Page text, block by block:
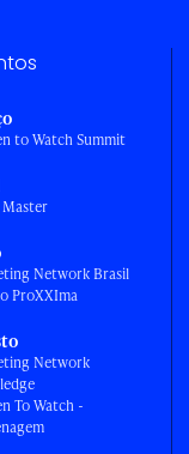
to Watch Summit
Network Brasil
ProXXIma
Network
To Watch -